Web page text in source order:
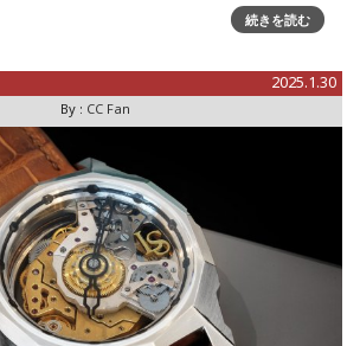
ディション。先日、レイモンド・ウェイル
て発表会、日本
続きを読む
2025.1.30
By : CC Fan